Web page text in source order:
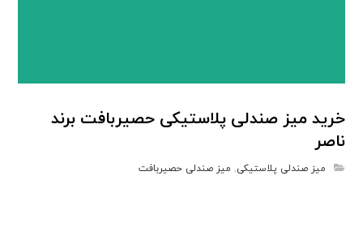
خرید میز صندلی پلاستیکی حصیربافت برند
ناصر
میز صندلی پلاستیکی, میز صندلی حصیربافت